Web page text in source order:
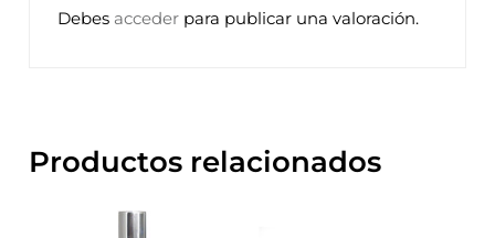
Debes acceder para publicar una valoración.
Productos relacionados